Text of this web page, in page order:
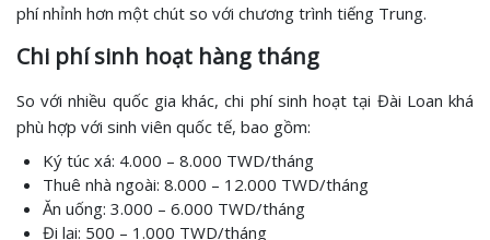
phí nhỉnh hơn một chút so với chương trình tiếng Trung.
Chi phí sinh hoạt hàng tháng
So với nhiều quốc gia khác, chi phí sinh hoạt tại Đài Loan khá
phù hợp với sinh viên quốc tế, bao gồm:
Ký túc xá: 4.000 – 8.000 TWD/tháng
Thuê nhà ngoài: 8.000 – 12.000 TWD/tháng
Ăn uống: 3.000 – 6.000 TWD/tháng
Đi lại: 500 – 1.000 TWD/tháng